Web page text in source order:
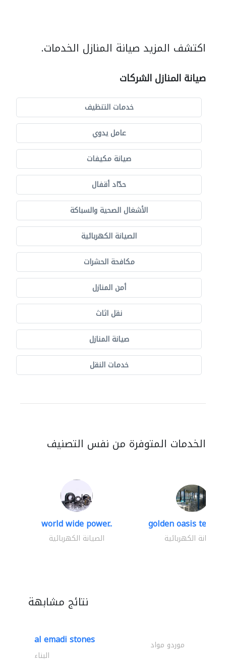
اكتشف المزيد صيانة المنازل الخدمات.
صيانة المنازل الشركات
خدمات التنظيف
عامل يدوي
صيانة مكيفات
حدّاد أقفال
الأشغال الصحية والسباكة
الصيانة الكهربائية
مكافحة الحشرات
أمن المنازل
نقل اثاث
صيانة المنازل
خدمات النقل
الخدمات المتوفرة من نفس التصنيف
world wide power..
الصيانة الكهربائية
golden oasis
الصيانة الكهربائية
نتائج مشابهة
al emadi stones موردو مواد
البناء